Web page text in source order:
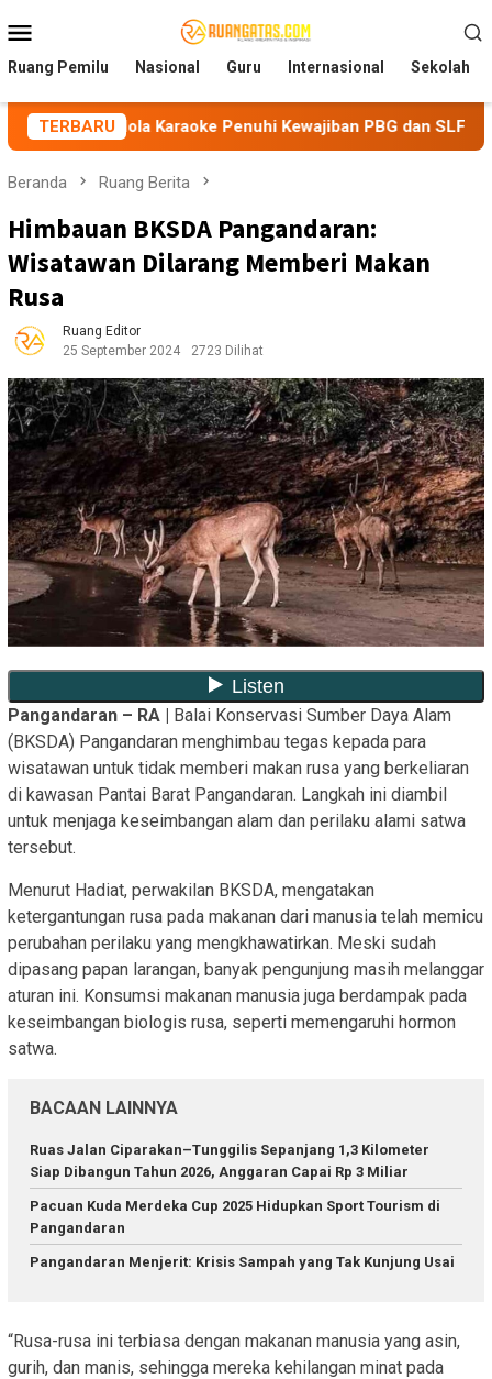
ke
kontenMobile
Ruang Pemilu Nasional Guru Internasional Sekolah
TERBARU
Karaoke Penuhi Kewajiban PBG dan SLF BEM
Beranda Ruang Berita
Himbauan BKSDA Pangandaran:
Wisatawan Dilarang Memberi Makan
Rusa
Ruang Editor
25 September 2024
2723 Dilihat
Pangandaran – RA | Balai Konservasi Sumber Daya Alam
(BKSDA) Pangandaran menghimbau tegas kepada para
wisatawan untuk tidak memberi makan rusa yang berkeliaran
di kawasan Pantai Barat Pangandaran. Langkah ini diambil
untuk menjaga keseimbangan alam dan perilaku alami satwa
tersebut.
Menurut Hadiat, perwakilan BKSDA, mengatakan
ketergantungan rusa pada makanan dari manusia telah memicu
perubahan perilaku yang mengkhawatirkan. Meski sudah
dipasang papan larangan, banyak pengunjung masih melanggar
aturan ini. Konsumsi makanan manusia juga berdampak pada
keseimbangan biologis rusa, seperti memengaruhi hormon
satwa.
BACAAN LAINNYA
Ruas Jalan Ciparakan–Tunggilis Sepanjang 1,3 Kilometer
Siap Dibangun Tahun 2026, Anggaran Capai Rp 3 Miliar
Pacuan Kuda Merdeka Cup 2025 Hidupkan Sport Tourism di
Pangandaran
Pangandaran Menjerit: Krisis Sampah yang Tak Kunjung Usai
“Rusa-rusa ini terbiasa dengan makanan manusia yang asin,
gurih, dan manis, sehingga mereka kehilangan minat pada